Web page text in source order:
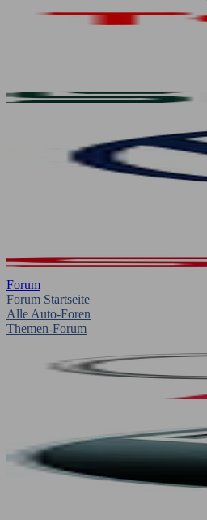
Forum
Forum Startseite
Alle Auto-Foren
Themen-Forum